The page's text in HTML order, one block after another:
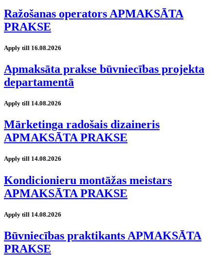
Ražošanas operators APMAKSĀTA
PRAKSE
Apply till 16.08.2026
Apmaksāta prakse būvniecības projekta
departamentā
Apply till 14.08.2026
Mārketinga radošais dizaineris
APMAKSĀTA PRAKSE
Apply till 14.08.2026
Kondicionieru montāžas meistars
APMAKSĀTA PRAKSE
Apply till 14.08.2026
Būvniecības praktikants APMAKSĀTA
PRAKSE